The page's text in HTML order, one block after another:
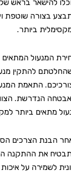
בראש שקט.
שוטפת
ביותר.
המתאים
להתקין מנעול
התאמת המנעול
הנדרשת. הצוות של
ביותר למקום
הצרכים
את ההתקנה
על איכות